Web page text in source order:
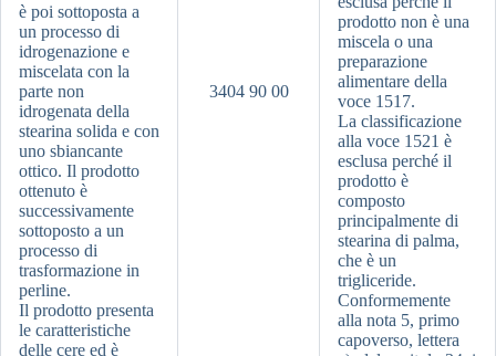
è poi sottoposta a
un processo di
idrogenazione e
miscelata con la
parte non
idrogenata della
stearina solida e con
uno sbiancante
ottico. Il prodotto
ottenuto è
successivamente
sottoposto a un
processo di
trasformazione in
perline.
Il prodotto presenta
le caratteristiche
delle cere ed è
3404 90 00
prodotto non è una
miscela o una
preparazione
alimentare della
voce 1517.
La classificazione
alla voce 1521 è
esclusa perché il
prodotto è
composto
principalmente di
stearina di palma,
che è un
trigliceride.
Conformemente
alla nota 5, primo
capoverso, lettera